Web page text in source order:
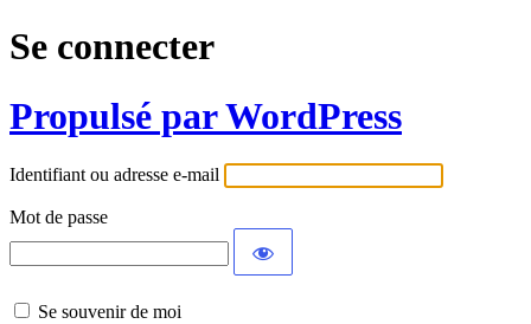
Se connecter
Propulsé par WordPress
Identifiant ou adresse e-mail
Mot de passe
Se souvenir de moi